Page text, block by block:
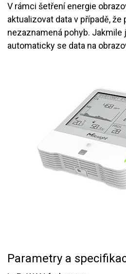
V rámci šetření energie
aktualizovat data v případě, že
nezaznamená pohyb. Jakmile
automaticky se data na
Parametry a